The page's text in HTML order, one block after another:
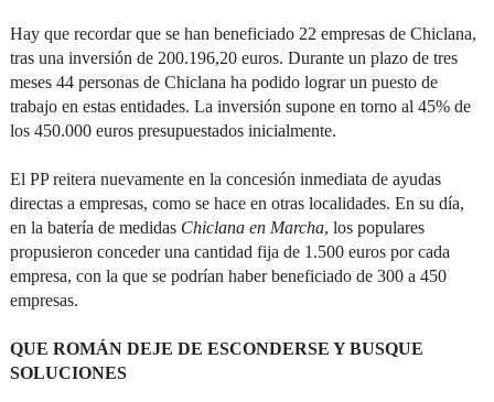
Hay que recordar que se han beneficiado 22 empresas de Chiclana,
tras una inversión de 200.196,20 euros. Durante un plazo de tres
meses 44 personas de Chiclana ha podido lograr un puesto de
trabajo en estas entidades. La inversión supone en torno al 45% de
los 450.000 euros presupuestados inicialmente.
El PP reitera nuevamente en la concesión inmediata de ayudas
directas a empresas, como se hace en otras localidades. En su día,
en la batería de medidas Chiclana en Marcha, los populares
propusieron conceder una cantidad fija de 1.500 euros por cada
empresa, con la que se podrían haber beneficiado de 300 a 450
empresas.
QUE ROMÁN DEJE DE ESCONDERSE Y BUSQUE
SOLUCIONES